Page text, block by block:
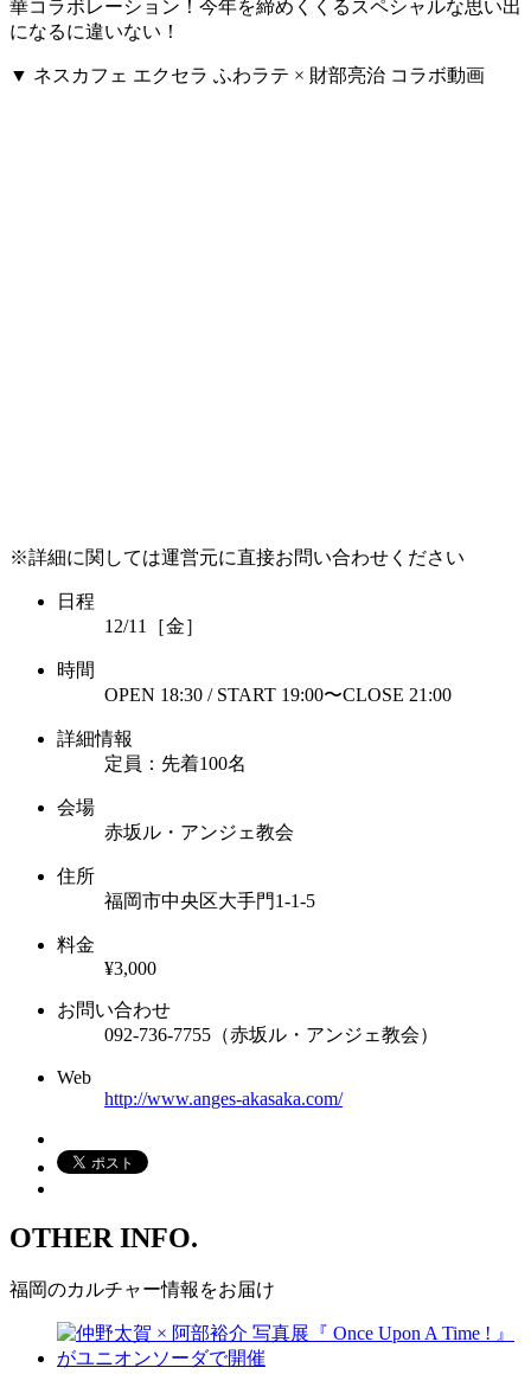
華コラボレーション！今年を締めくくるスペシャルな思い出
になるに違いない！
▼ ネスカフェ エクセラ ふわラテ × 財部亮治 コラボ動画
※詳細に関しては運営元に直接お問い合わせください
日程
12/11［金］
時間
OPEN 18:30 / START 19:00〜CLOSE 21:00
詳細情報
定員：先着100名
会場
赤坂ル・アンジェ教会
住所
福岡市中央区大手門1-1-5
料金
¥3,000
お問い合わせ
092-736-7755（赤坂ル・アンジェ教会）
Web
http://www.anges-akasaka.com/
OTHER INFO.
福岡のカルチャー情報をお届け